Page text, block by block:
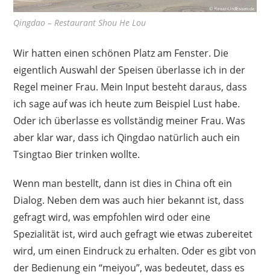
Qingdao – Restaurant Shou He Lou
Wir hatten einen schönen Platz am Fenster. Die
eigentlich Auswahl der Speisen überlasse ich in der
Regel meiner Frau. Mein Input besteht daraus, dass
ich sage auf was ich heute zum Beispiel Lust habe.
Oder ich überlasse es vollständig meiner Frau. Was
aber klar war, dass ich Qingdao natürlich auch ein
Tsingtao Bier trinken wollte.
Wenn man bestellt, dann ist dies in China oft ein
Dialog. Neben dem was auch hier bekannt ist, dass
gefragt wird, was empfohlen wird oder eine
Spezialität ist, wird auch gefragt wie etwas zubereitet
wird, um einen Eindruck zu erhalten. Oder es gibt von
der Bedienung ein “meiyou”, was bedeutet, dass es